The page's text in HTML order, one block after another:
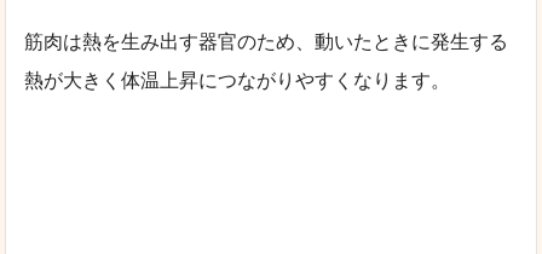
筋肉は熱を生み出す器官のため、動いたときに発生する
熱が大きく体温上昇につながりやすくなります。